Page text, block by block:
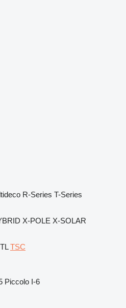
R-Series T-Series
X-POLE X-SOLAR
TL TSC
Piccolo I-6